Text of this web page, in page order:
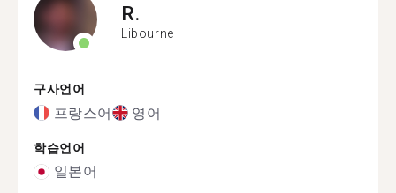
R.
Libourne
구사언어
프랑스어 영어
학습언어
일본어